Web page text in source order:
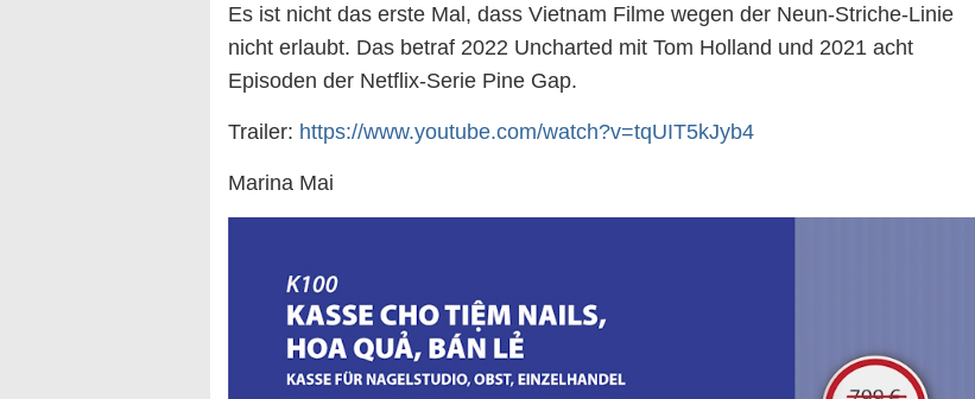
Es ist nicht das erste Mal, dass Vietnam Filme wegen der Neun-Striche-Linie
nicht erlaubt. Das betraf 2022 Uncharted mit Tom Holland und 2021 acht
Episoden der Netflix-Serie Pine Gap.
Trailer: https://www.youtube.com/watch?v=tqUIT5kJyb4
Marina Mai